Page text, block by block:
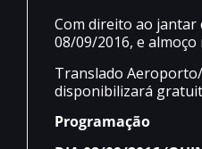
Com direito ao jantar
08/09/2016, e
Translado
disponibilizará
Programação